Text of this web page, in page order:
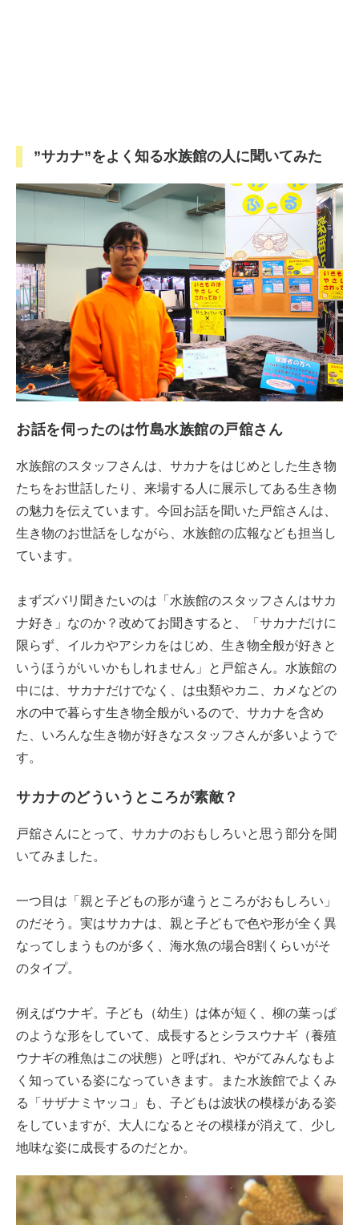
”サカナ”をよく知る水族館の人に聞いてみた
お話を伺ったのは竹島水族館の戸舘さん
水族館のスタッフさんは、サカナをはじめとした生き物
たちをお世話したり、来場する人に展示してある生き物
の魅力を伝えています。今回お話を聞いた戸舘さんは、
生き物のお世話をしながら、水族館の広報なども担当し
ています。
まずズバリ聞きたいのは「水族館のスタッフさんはサカ
ナ好き」なのか？改めてお聞きすると、「サカナだけに
限らず、イルカやアシカをはじめ、生き物全般が好きと
いうほうがいいかもしれません」と戸舘さん。水族館の
中には、サカナだけでなく、は虫類やカニ、カメなどの
水の中で暮らす生き物全般がいるので、サカナを含め
た、いろんな生き物が好きなスタッフさんが多いようで
す。
サカナのどういうところが素敵？
戸舘さんにとって、サカナのおもしろいと思う部分を聞
いてみました。
一つ目は「親と子どもの形が違うところがおもしろい」
のだそう。実はサカナは、親と子どもで色や形が全く異
なってしまうものが多く、海水魚の場合8割くらいがそ
のタイプ。
例えばウナギ。子ども（幼生）は体が短く、柳の葉っぱ
のような形をしていて、成長するとシラスウナギ（養殖
ウナギの稚魚はこの状態）と呼ばれ、やがてみんなもよ
く知っている姿になっていきます。また水族館でよくみ
る「サザナミヤッコ」も、子どもは波状の模様がある姿
をしていますが、大人になるとその模様が消えて、少し
地味な姿に成長するのだとか。